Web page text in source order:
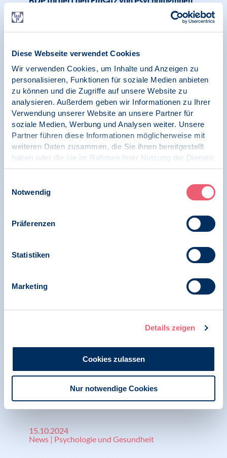
Diese Webseite verwendet Cookies
Wir verwenden Cookies, um Inhalte und Anzeigen zu
personalisieren, Funktionen für soziale Medien anbieten
zu können und die Zugriffe auf unsere Website zu
analysieren. Außerdem geben wir Informationen zu Ihrer
Verwendung unserer Website an unsere Partner für
soziale Medien, Werbung und Analysen weiter. Unsere
Partner führen diese Informationen möglicherweise mit
weiteren Daten zusammen, die Sie ihnen bereitgestellt
haben oder die sie im Rahmen Ihrer Nutzung der Dienste
gesammelt haben.
Notwendig
Präferenzen
Statistiken
Marketing
Details zeigen
Cookies zulassen
Nur notwendige Cookies
Bildungsförderung
19.11.2025
Pressemitteilung | Geschlechtsspezifische
Gewalt | Psychologie und Gesundheit
Dringender Appell des BDP: Investitionen in
Kinder und Jugendliche jetzt – Bildung und
Wohlbefinden sind auf einem historischen
Tiefststand
Pressemitteilung | Psychologie und Gesundheit |
Klima und Psychologie
Schneider und Gerhard Reese verliehen
02.10.2025
Deutscher Psychologie Preis 2025 für Silvia
Schneider und Gerhard Reese:
Preisverleihung und Podiumsdiskussion in
Berlin
15.10.2024
News | Psychologie und Gesundheit